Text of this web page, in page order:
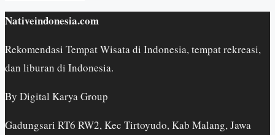
Nativeindonesia.com
Rekomendasi Tempat Wisata di Indonesia, tempat rekreasi,
dan liburan di Indonesia.
By Digital Karya Group
Gadungsari RT6 RW2, Kec Tirtoyudo, Kab Malang, Jawa